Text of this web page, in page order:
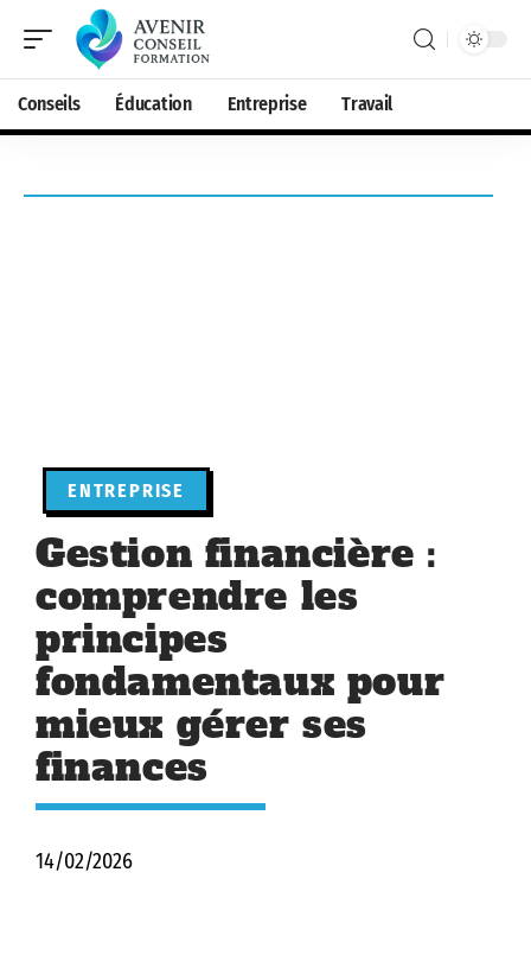
Conseils Éducation Entreprise Travail
ENTREPRISE
Gestion financière :
comprendre les
principes
fondamentaux pour
mieux gérer ses
finances
14/02/2026